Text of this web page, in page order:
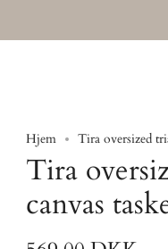
Hjem Tira oversized
Tira
canvas